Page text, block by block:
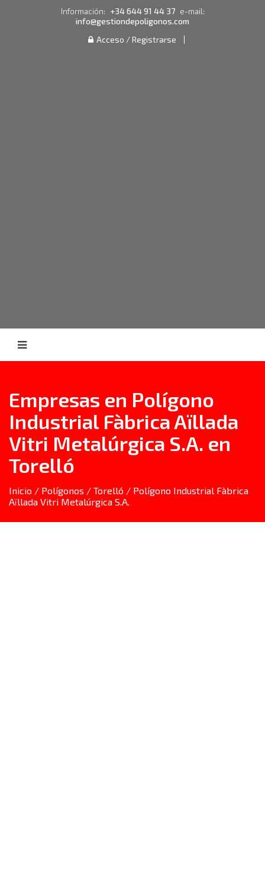
Información: +34 644 91 44 37 e-mail:
info@gestiondepoligonos.com
Acceso / Registrarse
Empresas en Polígono
Industrial Fàbrica Aïllada
Vitri Metalúrgica S.A. en
Torelló
Inicio / Polígonos / Torelló / Polígono Industrial Fàbrica
Aïllada Vitri Metalúrgica S.A.